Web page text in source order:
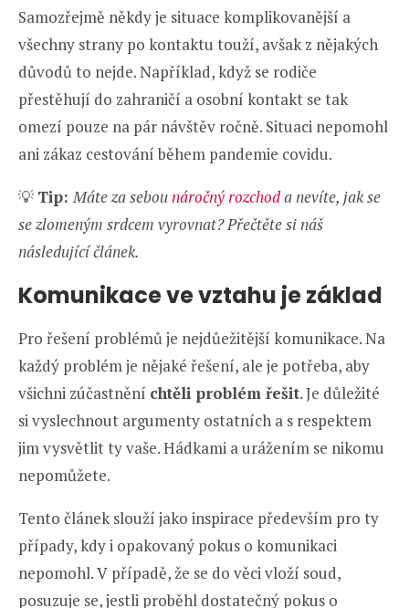
Samozřejmě někdy je situace komplikovanější a
všechny strany po kontaktu touží, avšak z nějakých
důvodů to nejde. Například, když se rodiče
přestěhují do zahraničí a osobní kontakt se tak
omezí pouze na pár návštěv ročně. Situaci nepomohl
ani zákaz cestování během pandemie covidu.
💡 Tip:Máte za sebounáročný rozchoda nevíte, jak se
se zlomeným srdcem vyrovnat? Přečtěte si náš
následující článek.
Komunikace ve vztahu je základ
Pro řešení problémů je nejdůežitější komunikace. Na
každý problém je nějaké řešení, ale je potřeba, aby
všichni zúčastnění chtěli problém řešit. Je důležité
si vyslechnout argumenty ostatních a s respektem
jim vysvětlit ty vaše. Hádkami a urážením se nikomu
nepomůžete.
Tento článek slouží jako inspirace především pro ty
případy, kdy i opakovaný pokus o komunikaci
nepomohl. V případě, že se do věci vloží soud,
posuzuje se, jestli proběhl dostatečný pokus o